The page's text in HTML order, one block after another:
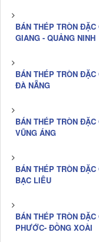
BÁN THÉP TRÒN
GIANG - QUẢNG NINH
BÁN THÉP TRÒN
ĐÀ NẴNG
BÁN THÉP TRÒN
VŨNG ÁNG
BÁN THÉP TRÒN
BẠC LIÊU
BÁN THÉP TRÒN
PHƯỚC- ĐỒNG XOÀI